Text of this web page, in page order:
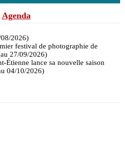
Agenda
2026)
festival de photographie de
27/09/2026)
Étienne lance sa nouvelle saison
04/10/2026)